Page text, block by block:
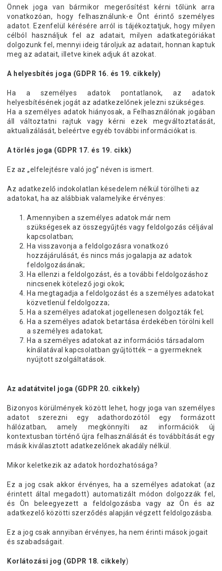
Önnek joga van bármikor megerősítést kérni tőlünk arra
vonatkozóan, hogy felhasználunk-e Önt érintő személyes
adatot. Ezenfelül kérésére arról is tájékoztatjuk, hogy milyen
célból használjuk fel az adatait, milyen adatkategóriákat
dolgozunk fel, mennyi ideig tároljuk az adatait, honnan kaptuk
meg az adatait, illetve kinek adjuk át azokat.
A helyesbítés joga (GDPR 16. és 19. cikkely)
Ha a személyes adatok pontatlanok, az adatok
helyesbítésének jogát az adatkezelőnek jelezni szükséges.
Ha a személyes adatok hiányosak, a Felhasználónak jogában
áll változtatni rajtuk vagy kérni ezek megváltoztatását,
aktualizálását, beleértve egyéb további információkat is.
A törlés joga (GDPR 17. és 19. cikk)
Ez az „elfelejtésre való jog” néven is ismert.
Az adatkezelő indokolatlan késedelem nélkül törölheti az
adatokat, ha az alábbiak valamelyike ​​érvényes:
Amennyiben a személyes adatok már nem
szükségesek az összegyűjtés vagy feldolgozás céljával
kapcsolatban;
Ha visszavonja a feldolgozásra vonatkozó
hozzájárulását, és nincs más jogalapja az adatok
feldolgozásának;
Ha ellenzi a feldolgozást, és a további feldolgozáshoz
nincsenek kötelező jogi okok;
Ha megtagadja a feldolgozást és a személyes adatokat
közvetlenül feldolgozza;
Ha a személyes adatokat jogellenesen dolgozták fel;
Ha a személyes adatok betartása érdekében törölni kell
a személyes adatokat;
Ha a személyes adatokat az információs társadalom
kínálatával kapcsolatban gyűjtötték – a gyermeknek
nyújtott szolgáltatások.
Az adatátvitel joga (GDPR 20. cikkely)
Bizonyos körülmények között lehet, hogy joga van személyes
adatot szerezni egy adathordozótól egy formázott
hálózatban, amely megkönnyíti az információk új
kontextusban történő újra felhasználását és továbbítását egy
másik kiválasztott adatkezelőnek akadály nélkül.
Mikor keletkezik az adatok hordozhatósága?
Ez a jog csak akkor érvényes, ha a személyes adatokat (az
érintett által megadott) automatizált módon dolgozzák fel,
és Ön beleegyezett a feldolgozásba vagy az Ön és az
adatkezelő közötti szerződés alapján végzett feldolgozásba.
Ez a jog csak annyiban érvényes, ha nem érinti mások jogait
és szabadságait.
Korlátozási jog (GDPR 18. cikkely)